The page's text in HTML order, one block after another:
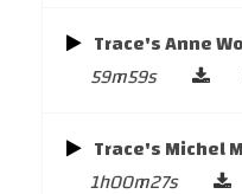
Trace's Anne
59m59s
Trace's Michel
1h00m27s